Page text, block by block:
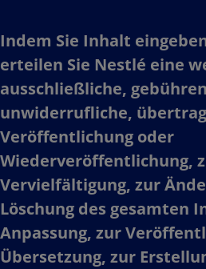
Indem Sie Inhalt
erteilen Sie Nestlé eine
ausschließliche,
unwiderrufliche,
Veröffentlichung oder
Wiederveröffentlichung,
Vervielfältigung, zur
Löschung des gesamten
Anpassung, zur
Übersetzung, zur